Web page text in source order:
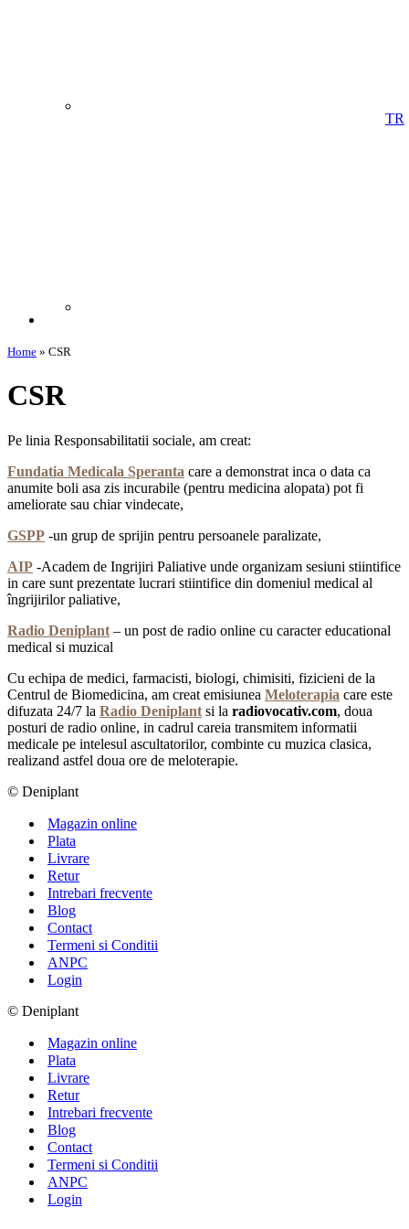
TR
Home » CSR
CSR
Pe linia Responsabilitatii sociale, am creat:
Fundatia Medicala Speranta care a demonstrat inca o data ca
anumite boli asa zis incurabile (pentru medicina alopata) pot fi
ameliorate sau chiar vindecate,
GSPP -un grup de sprijin pentru persoanele paralizate,
AIP -Academ de Ingrijiri Paliative unde organizam sesiuni stiintifice
in care sunt prezentate lucrari stiintifice din domeniul medical al
îngrijirilor paliative,
Radio Deniplant – un post de radio online cu caracter educational
medical si muzical
Cu echipa de medici, farmacisti, biologi, chimisiti, fizicieni de la
Centrul de Biomedicina, am creat emisiunea Meloterapia care este
difuzata 24/7 la Radio Deniplant si la radiovocativ.com, doua
posturi de radio online, in cadrul careia transmitem informatii
medicale pe intelesul ascultatorilor, combinte cu muzica clasica,
realizand astfel doua ore de meloterapie.
© Deniplant
Magazin online
Plata
Livrare
Retur
Intrebari frecvente
Blog
Contact
Termeni si Conditii
ANPC
Login
© Deniplant
Magazin online
Plata
Livrare
Retur
Intrebari frecvente
Blog
Contact
Termeni si Conditii
ANPC
Login